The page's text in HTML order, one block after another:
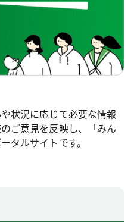
状況に応じて必要な情報
ご意見を反映し、「みん
タルサイトです。